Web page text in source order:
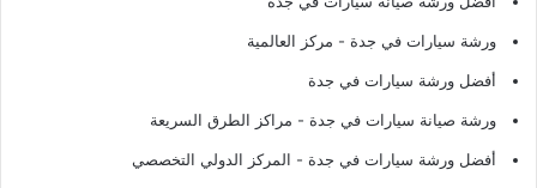
ورشة سيارات في جدة - مركز العالمية
أفضل ورشة سيارات في جدة
ورشة صيانة سيارات في جدة - مراكز الطرق السريعة
أفضل ورشة سيارات في جدة - المركز الدولي التخصصي